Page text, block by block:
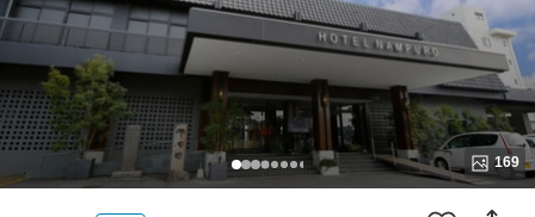
169